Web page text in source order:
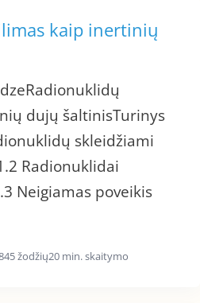
kaip inertinių
dujų šaltinisTurinys
skleidžiami
poveikis
žodžių20 min. skaitymo